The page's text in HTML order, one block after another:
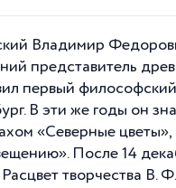
Владимир
представитель
первый
В эти же годы он
«Северные
После 14
Расцвет творчества В.